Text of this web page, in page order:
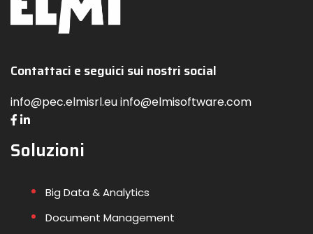
Contattaci e seguici sui nostri social
info@pec.elmisrl.eu info@elmisoftware.com
Soluzioni
Big Data & Analytics
Document Management